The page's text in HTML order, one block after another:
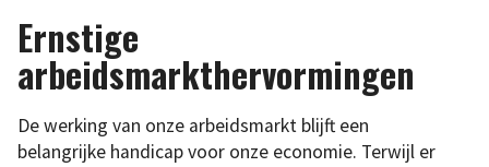
Ernstige
arbeidsmarkthervormingen
De werking van onze arbeidsmarkt blijft een
belangrijke handicap voor onze economie. Terwijl er